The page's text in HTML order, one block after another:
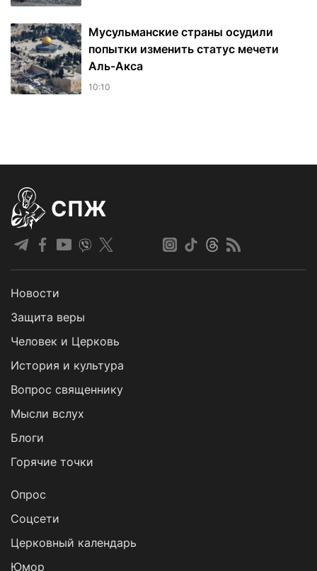
Мусульманские страны осудили
попытки изменить статус мечети
Аль-Акса
10:10
СПЖ
Новости
Защита веры
Человек и Церковь
История и культура
Вопрос священнику
Мысли вслух
Блоги
Горячие точки
Опрос
Cоцсети
Церковный календарь
Юмор